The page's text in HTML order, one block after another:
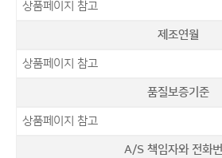
상품페이지 참고
제조연월
상품페이지 참고
품질보증기준
상품페이지 참고
A/S 책임자와 전화